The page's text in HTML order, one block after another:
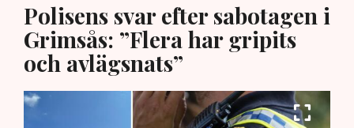
Polisens svar efter sabotagen i
Grimsås: ”Flera har gripits
och avlägsnats”